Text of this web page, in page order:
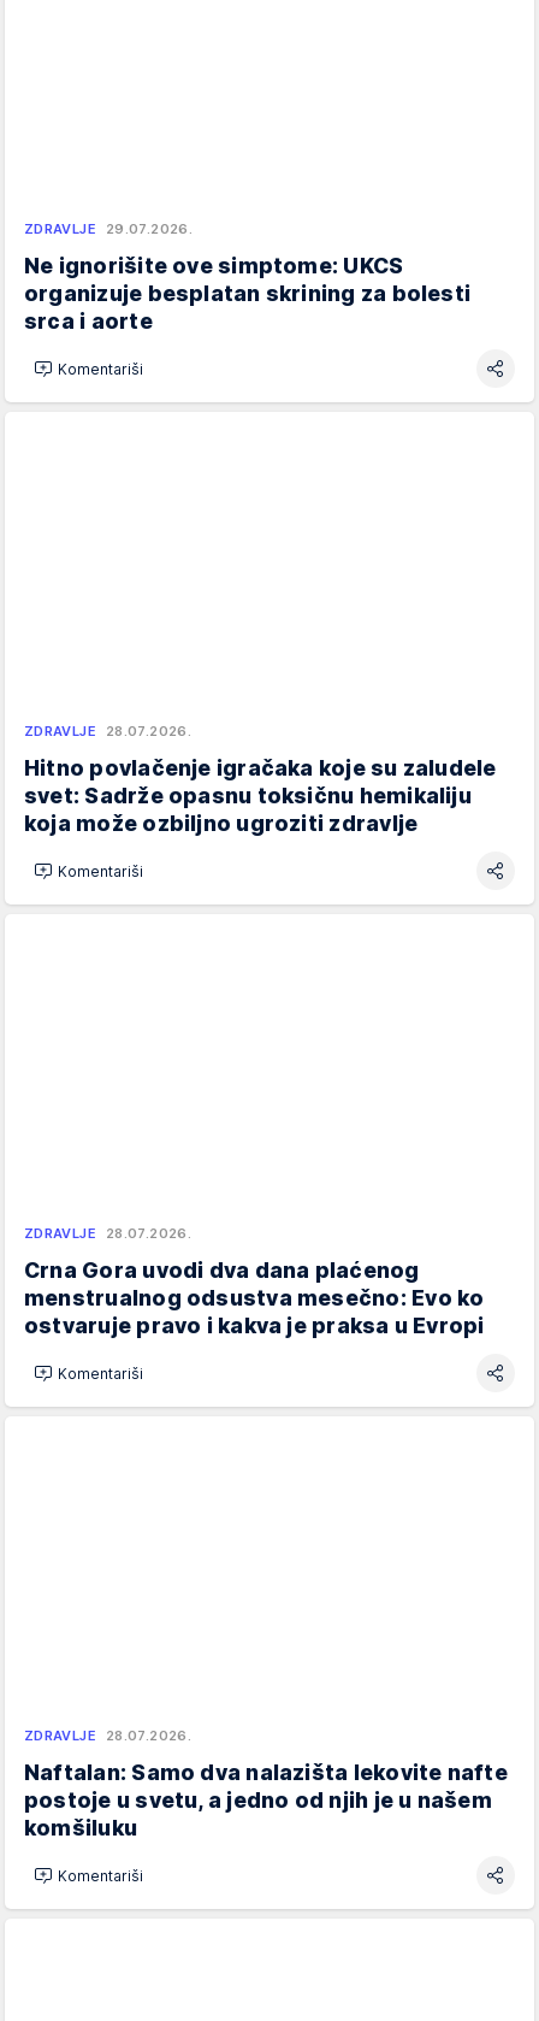
ZDRAVLJE 29.07.2026.
Ne ignorišite ove simptome: UKCS
organizuje besplatan skrining za bolesti
srca i aorte
Komentariši
ZDRAVLJE 28.07.2026.
Hitno povlačenje igračaka koje su zaludele
svet: Sadrže opasnu toksičnu hemikaliju
koja može ozbiljno ugroziti zdravlje
Komentariši
ZDRAVLJE 28.07.2026.
Crna Gora uvodi dva dana plaćenog
menstrualnog odsustva mesečno: Evo ko
ostvaruje pravo i kakva je praksa u Evropi
Komentariši
ZDRAVLJE 28.07.2026.
Naftalan: Samo dva nalazišta lekovite nafte
postoje u svetu, a jedno od njih je u našem
komšiluku
Komentariši